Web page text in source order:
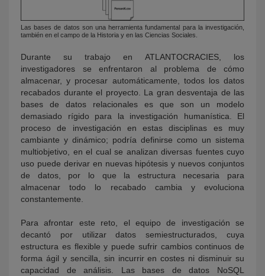
Las bases de datos son una herramienta fundamental para la investigación,
también en el campo de la Historia y en las Ciencias Sociales.
Durante su trabajo en ATLANTOCRACIES, los
investigadores se enfrentaron al problema de cómo
almacenar, y procesar automáticamente, todos los datos
recabados durante el proyecto. La gran desventaja de las
bases de datos relacionales es que son un modelo
demasiado rígido para la investigación humanística. El
proceso de investigación en estas disciplinas es muy
cambiante y dinámico; podría definirse como un sistema
multiobjetivo, en el cual se analizan diversas fuentes cuyo
uso puede derivar en nuevas hipótesis y nuevos conjuntos
de datos, por lo que la estructura necesaria para
almacenar todo lo recabado cambia y evoluciona
constantemente.
Para afrontar este reto, el equipo de investigación se
decantó por utilizar datos semiestructurados, cuya
estructura es flexible y puede sufrir cambios continuos de
forma ágil y sencilla, sin incurrir en costes ni disminuir su
capacidad de análisis. Las bases de datos NoSQL